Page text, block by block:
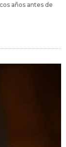
años antes de